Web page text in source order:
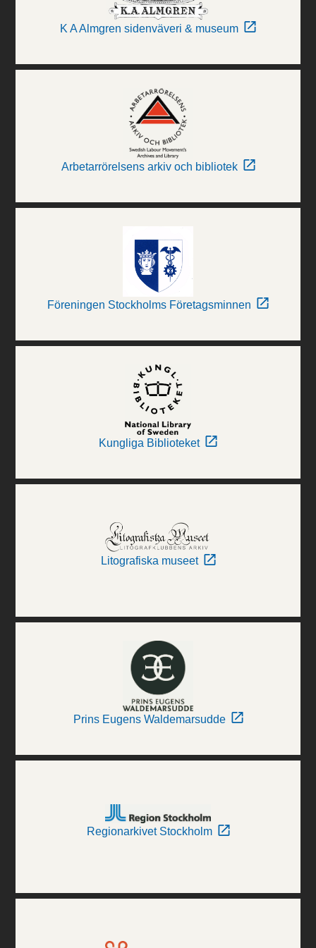
K A Almgren sidenväveri & museum
Arbetarrörelsens arkiv och bibliotek
Föreningen Stockholms Företagsminnen
Kungliga Biblioteket
Litografiska museet
Prins Eugens Waldemarsudde
Regionarkivet Stockholm